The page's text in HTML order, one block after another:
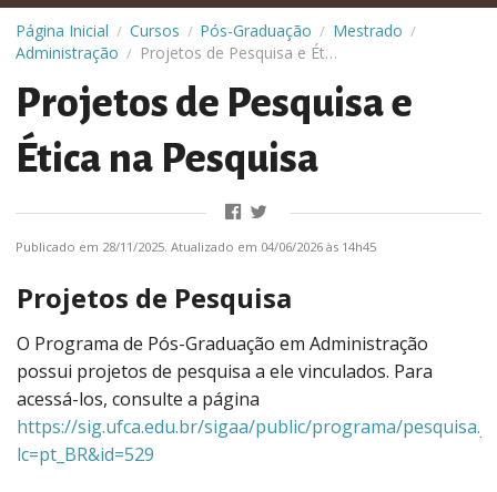
Página Inicial / Cursos / Pós-Graduação / Mestrado /
Administração / Projetos de Pesquisa e Ética na Pesquisa
Projetos de Pesquisa e
Ética na Pesquisa
Publicado em 28/11/2025. Atualizado em 04/06/2026 às 14h45
Projetos de Pesquisa
O Programa de Pós-Graduação em Administração
possui projetos de pesquisa a ele vinculados. Para
acessá-los, consulte a página
https://sig.ufca.edu.br/sigaa/public/programa/
lc=pt_BR&id=529